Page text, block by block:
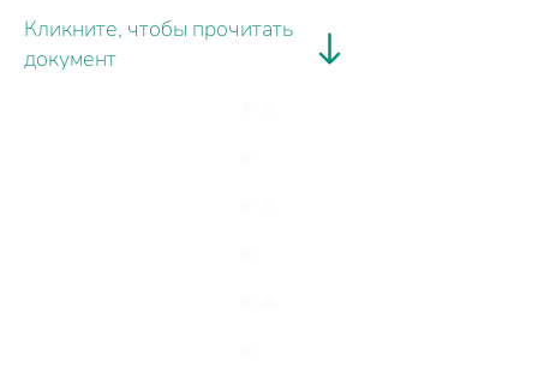
Кликните, чтобы прочитать
документ